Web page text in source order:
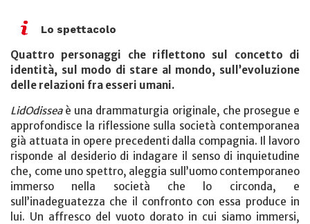
Lo spettacolo
Quattro personaggi che riflettono sul concetto di
identità, sul modo di stare al mondo, sull’evoluzione
delle relazioni fra esseri umani.
LidOdisseaè una drammaturgia originale, che prosegue e
approfondisce la riflessione sulla società contemporanea
già attuata in opere precedenti dalla compagnia. Il lavoro
risponde al desiderio di indagare il senso di inquietudine
che, come uno spettro, aleggia sull’uomo contemporaneo
immerso nella società che lo circonda, e
sull’inadeguatezza che il confronto con essa produce in
lui. Un affresco del vuoto dorato in cui siamo immersi,